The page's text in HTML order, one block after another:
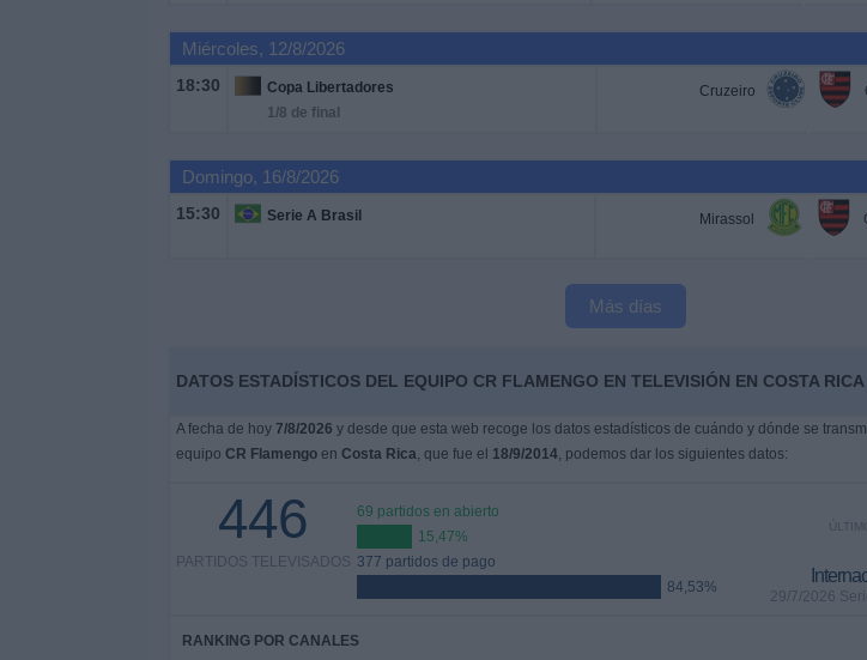
Miércoles, 12/8/2026
18:30
Copa Libertadores
1/8 de final
Cruzeiro
Domingo, 16/8/2026
15:30 Serie A Brasil Mirassol
Más días
DATOS ESTADÍSTICOS DEL EQUIPO CR FLAMENGO EN TELEVISIÓN EN COSTA RICA
A fecha de hoy 7/8/2026 y desde que esta web recoge los datos estadísticos de cuándo y dónde se
equipo CR Flamengoen Costa Rica, que fue el 18/9/2014, podemos dar los siguientes datos:
446
PARTIDOS TELEVISADOS
69 partidos en abierto
15,47%
377 partidos de pago
84,53%
29/7/2026
RANKING POR CANALES